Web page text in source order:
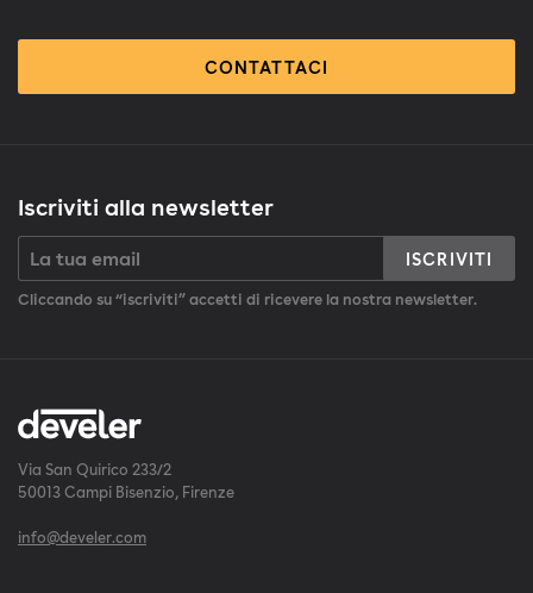
CONTATTACI
Iscriviti alla newsletter
ISCRIVITI
Cliccando su “iscriviti” accetti di ricevere la nostra newsletter.
Via San Quirico 233/2
50013 Campi Bisenzio, Firenze
info@develer.com